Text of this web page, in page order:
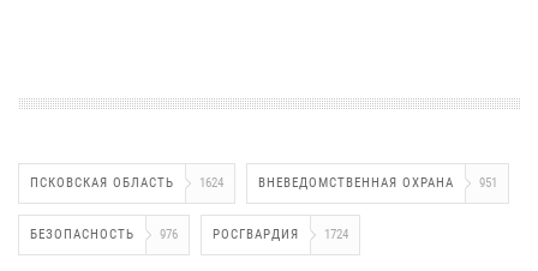
ПСКОВСКАЯ ОБЛАСТЬ 1624 ВНЕВЕДОМСТВЕННАЯ ОХРАНА 951
БЕЗОПАСНОСТЬ 976 РОСГВАРДИЯ 1724